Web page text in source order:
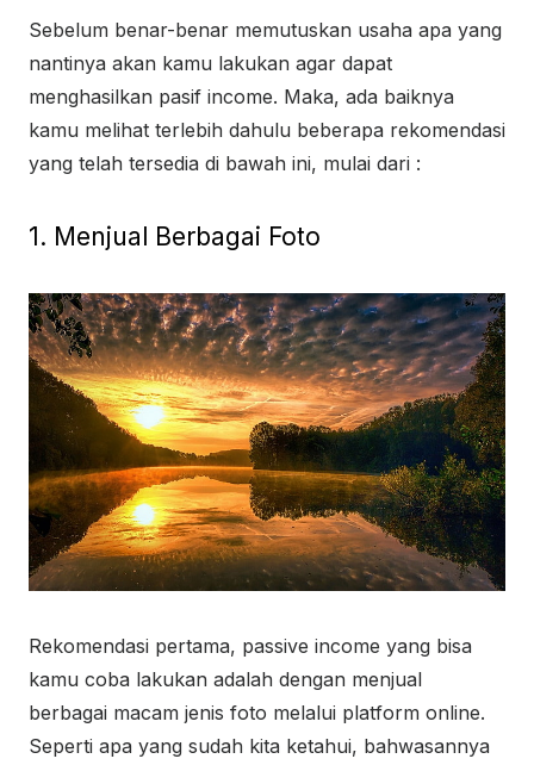
Sebelum benar-benar memutuskan usaha apa yang
nantinya akan kamu lakukan agar dapat
menghasilkan pasif income. Maka, ada baiknya
kamu melihat terlebih dahulu beberapa rekomendasi
yang telah tersedia di bawah ini, mulai dari :
1. Menjual Berbagai Foto
Rekomendasi pertama, passive income yang bisa
kamu coba lakukan adalah dengan menjual
berbagai macam jenis foto melalui platform online.
Seperti apa yang sudah kita ketahui, bahwasannya